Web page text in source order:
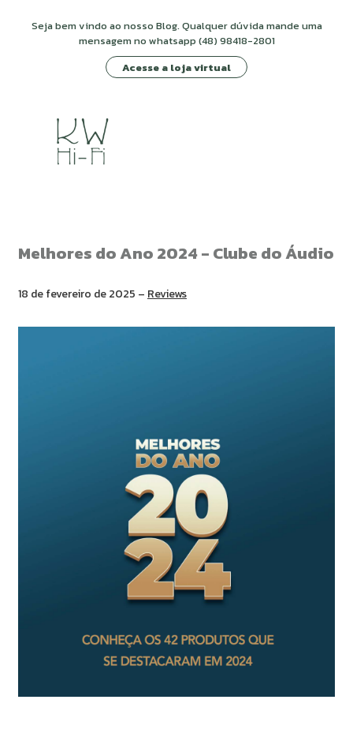
Seja bem vindo ao nosso Blog. Qualquer dúvida mande uma
mensagem no whatsapp (48) 98418-2801
Acesse a loja virtual
Melhores do Ano 2024 - Clube do Áudio
18 de fevereiro de 2025 – Reviews